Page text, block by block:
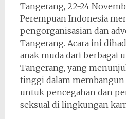
Tangerang, 22-24
Perempuan Indonesia
pengorganisasian dan
Tangerang. Acara ini
anak muda dari berbagai
Tangerang, yang
tinggi dalam
untuk pencegahan dan
seksual di lingkungan